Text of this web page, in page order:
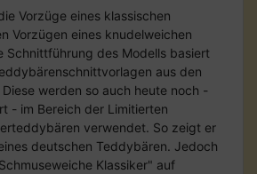
Vorzüge eines klassischen
Vorzügen eines knudelweichen
Schnittführung des Modells basiert
aus den
werden so auch heute noch -
- im Bereich der Limitierten
verwendet. So zeigt er
deutschen Teddybären. Jedoch
Klassiker" auf